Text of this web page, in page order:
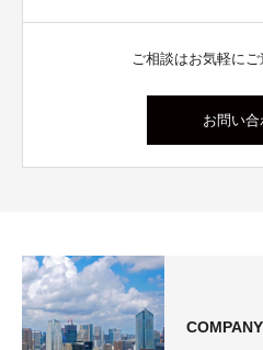
ご相談はお気軽にご
お問い合
COMPANY